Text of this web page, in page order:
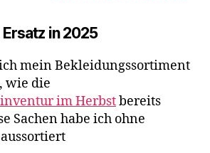
in 2025
mein Bekleidungssortiment
wie die
im Herbstbereits
Sachen habe ich ohne